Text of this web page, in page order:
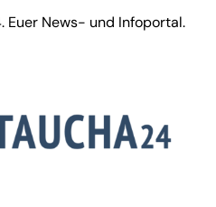
Euer News- und Infoportal.